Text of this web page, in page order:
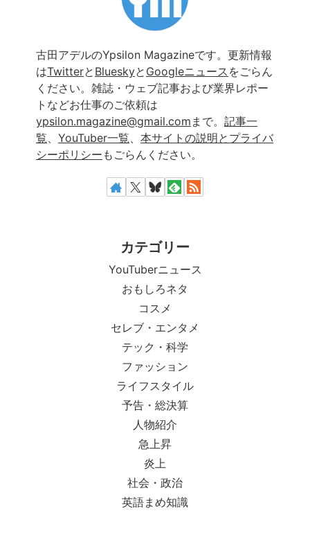
古田アデルのYpsilon Magazineです。更新情報
はTwitterと Blueskyと Googleニュース をごらん
ください。雑誌・ウェブ記事および業界レポー
トなどお仕事のご依頼は
ypsilon.magazine@gmail.com まで。 記事一
覧、 YouTuber一覧、 本サイトの説明とプライバ
シーポリシー もごらんください。
カテゴリー
YouTuberニュース
おもしろネタ
コスメ
セレブ・エンタメ
テック・科学
ファッション
ライフスタイル
予告・総決算
人物紹介
急上昇
炎上
社会・政治
英語まめ知識